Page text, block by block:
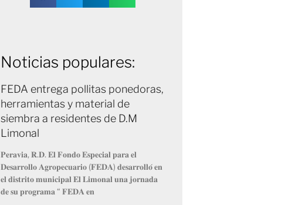
Noticias populares:
FEDA entrega pollitas ponedoras,
herramientas y material de
siembra a residentes de D.M
Limonal
𝐏𝐞𝐫𝐚𝐯𝐢𝐚, 𝐑.𝐃. 𝐄𝐥 𝐅𝐨𝐧𝐝𝐨 𝐄𝐬𝐩𝐞𝐜𝐢𝐚𝐥 𝐩𝐚𝐫𝐚 𝐞𝐥
𝐃𝐞𝐬𝐚𝐫𝐫𝐨𝐥𝐥𝐨 𝐀𝐠𝐫𝐨𝐩𝐞𝐜𝐮𝐚𝐫𝐢𝐨 (𝐅𝐄𝐃𝐀) 𝐝𝐞𝐬𝐚𝐫𝐫𝐨𝐥𝐥𝐨́ 𝐞𝐧
𝐞𝐥 𝐝𝐢𝐬𝐭𝐫𝐢𝐭𝐨 𝐦𝐮𝐧𝐢𝐜𝐢𝐩𝐚𝐥 𝐄𝐥 𝐋𝐢𝐦𝐨𝐧𝐚𝐥 𝐮𝐧𝐚 𝐣𝐨𝐫𝐧𝐚𝐝𝐚
𝐝𝐞 𝐬𝐮 𝐩𝐫𝐨𝐠𝐫𝐚𝐦𝐚 “ 𝐅𝐄𝐃𝐀 𝐞𝐧